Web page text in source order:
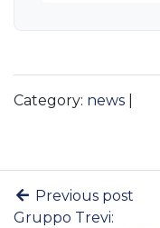
Category: news
Previous post
Gruppo Trevi: